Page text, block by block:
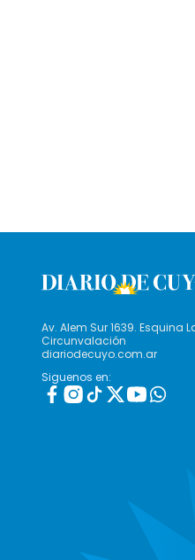
Av. Alem Sur 1639. Esquina
Circunvalación
diariodecuyo.com.ar
Siguenos en: